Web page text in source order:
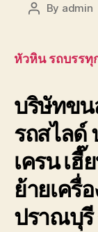
Post
By admin
หัวหิน รถบรรทุ
บริษัทข
รถสไลด์
เครน เฮี๊
ย้ายเครื่
ปราณบุรี